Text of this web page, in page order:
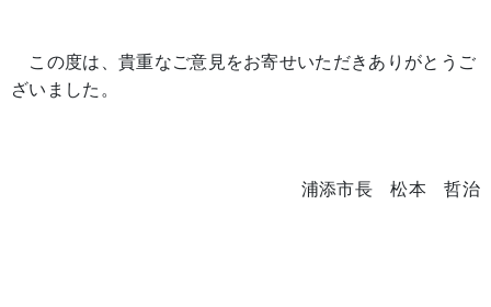
この度は、貴重なご意見をお寄せいただきありがとうご
ざいました。
浦添市長 松本 哲治